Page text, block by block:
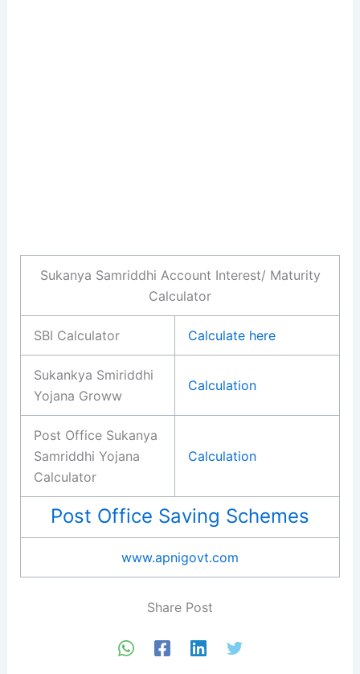
Sukanya Samriddhi Account Interest/ Maturity
Calculator
SBI Calculator Calculate here
Sukankya Smiriddhi
Yojana Groww
Calculation
Post Office Sukanya
Samriddhi Yojana
Calculator
Calculation
Post Office Saving Schemes
www.apnigovt.com
Share Post